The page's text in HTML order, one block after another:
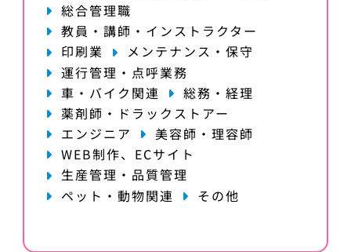
総合管理職
教員・講師・インストラクター
印刷業
メンテナンス・保守
運行管理・点呼業務
車・バイク関連
総務・経理
薬剤師・ドラックストアー
エンジニア
美容師・理容師
WEB制作、ECサイト
生産管理・品質管理
ペット・動物関連
その他